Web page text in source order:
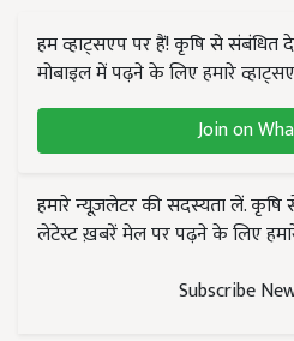
हम व्हाट्सएप पर हैं! कृषि से संबंधित
मोबाइल में पढ़ने के लिए हमारे
Join on
हमारे न्यूज़लेटर की सदस्यता लें.
लेटेस्ट ख़बरें मेल पर पढ़ने के लिए
Subscribe